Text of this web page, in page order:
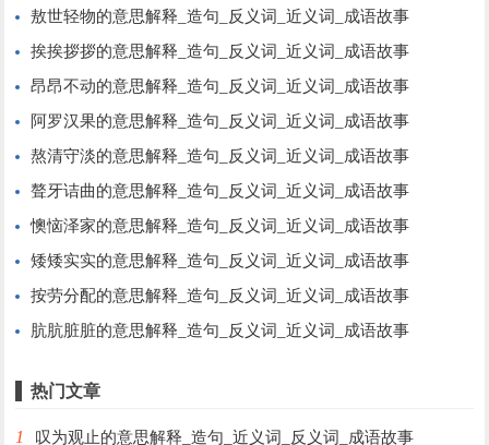
敖世轻物的意思解释_造句_反义词_近义词_成语故事
挨挨拶拶的意思解释_造句_反义词_近义词_成语故事
昂昂不动的意思解释_造句_反义词_近义词_成语故事
阿罗汉果的意思解释_造句_反义词_近义词_成语故事
熬清守淡的意思解释_造句_反义词_近义词_成语故事
聱牙诘曲的意思解释_造句_反义词_近义词_成语故事
懊恼泽家的意思解释_造句_反义词_近义词_成语故事
矮矮实实的意思解释_造句_反义词_近义词_成语故事
按劳分配的意思解释_造句_反义词_近义词_成语故事
肮肮脏脏的意思解释_造句_反义词_近义词_成语故事
热门文章
1 叹为观止的意思解释_造句_近义词_反义词_成语故事